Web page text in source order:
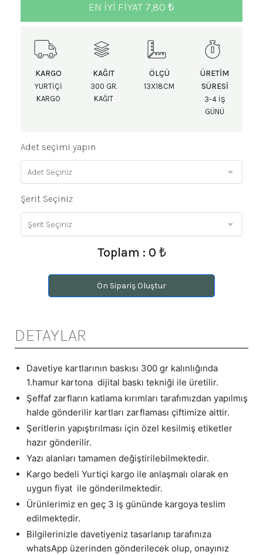
EN IYI FIYAT 7,80 ₺
KARGO
YURTIÇI
KARGO
KAĞIT
300 GR.
KAĞIT
ÖLÇÜ
13X18CM
ÜRETIM
SÜRESI
3-4 IŞ
GÜNÜ
Adet seçimi yapın
Şerit Seçiniz
Toplam : 0 ₺
Ön Sipariş Oluştur
DETAYLAR
Davetiye kartlarının baskısı 300 gr kalınlığında
1.hamur kartona dijital baskı tekniği ile üretilir.
Şeffaf zarfların katlama kırımları tarafımızdan yapılmış
halde gönderilir kartları zarflaması çiftimize aittir.
Şeritlerin yapıştırılması için özel kesilmiş etiketler
hazır gönderilir.
Yazı alanları tamamen değiştirilebilmektedir.
Kargo bedeli Yurtiçi kargo ile anlaşmalı olarak en
uygun fiyat ile gönderilmektedir.
Ürünlerimiz en geç 3 iş gününde kargoya teslim
edilmektedir.
Bilgilerinizle davetiyeniz tasarlanıp tarafınıza
whatsApp üzerinden gönderilecek olup, onayınız